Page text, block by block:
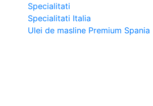
Specialitati
Specialitati Italia
Ulei de masline Premium Spania